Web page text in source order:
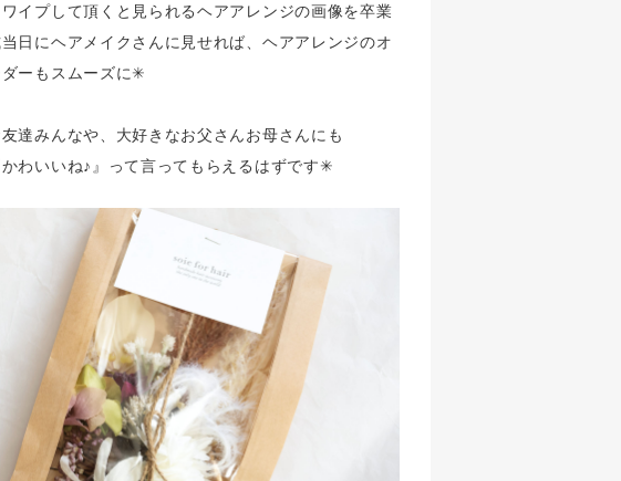
ワイプして頂くと見られるヘアアレンジの画像を卒業
日にヘアメイクさんに見せれば、ヘアアレンジのオ
ダーもスムーズに✳︎
達みんなや、大好きなお父さんお母さんにも
かわいいね♪』って言ってもらえるはずです✳︎